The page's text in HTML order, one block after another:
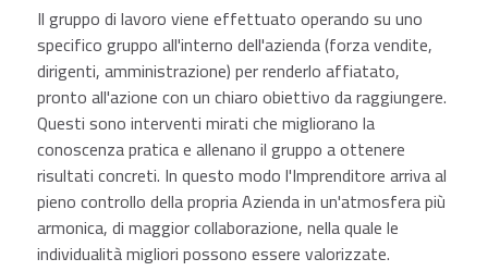
Il gruppo di lavoro viene effettuato operando su uno
specifico gruppo all'interno dell'azienda (forza vendite,
dirigenti, amministrazione) per renderlo affiatato,
pronto all'azione con un chiaro obiettivo da raggiungere.
Questi sono interventi mirati che migliorano la
conoscenza pratica e allenano il gruppo a ottenere
risultati concreti. In questo modo l'Imprenditore arriva al
pieno controllo della propria Azienda in un'atmosfera più
armonica, di maggior collaborazione, nella quale le
individualità migliori possono essere valorizzate.